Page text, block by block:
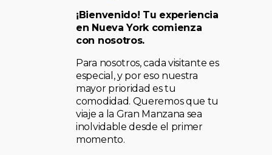
¡Bienvenido! Tu experiencia
en Nueva York comienza
con nosotros.
Para nosotros, cada visitante es
especial, y por eso nuestra
mayor prioridad es tu
comodidad. Queremos que tu
viaje a la Gran Manzana sea
inolvidable desde el primer
momento.